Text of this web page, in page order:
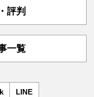
評判
一覧
LINE